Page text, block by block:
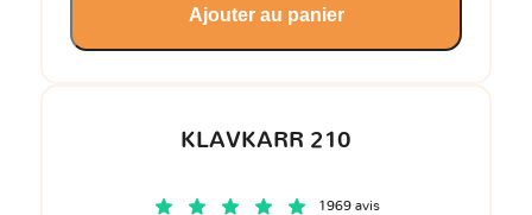
KLAVKARR 210
1969 avis
Ajouter au panier